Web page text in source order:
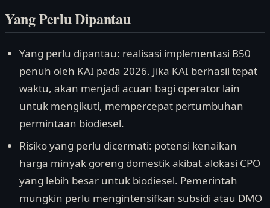
Yang Perlu Dipantau
Yang perlu dipantau: realisasi implementasi B50
penuh oleh KAI pada 2026. Jika KAI berhasil tepat
waktu, akan menjadi acuan bagi operator lain
untuk mengikuti, mempercepat pertumbuhan
permintaan biodiesel.
Risiko yang perlu dicermati: potensi kenaikan
harga minyak goreng domestik akibat alokasi CPO
yang lebih besar untuk biodiesel. Pemerintah
mungkin perlu mengintensifkan subsidi atau DMO